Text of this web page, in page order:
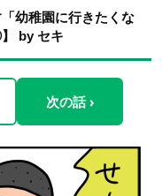
幼稚園に行きたくな
by セキ
次の話 ›